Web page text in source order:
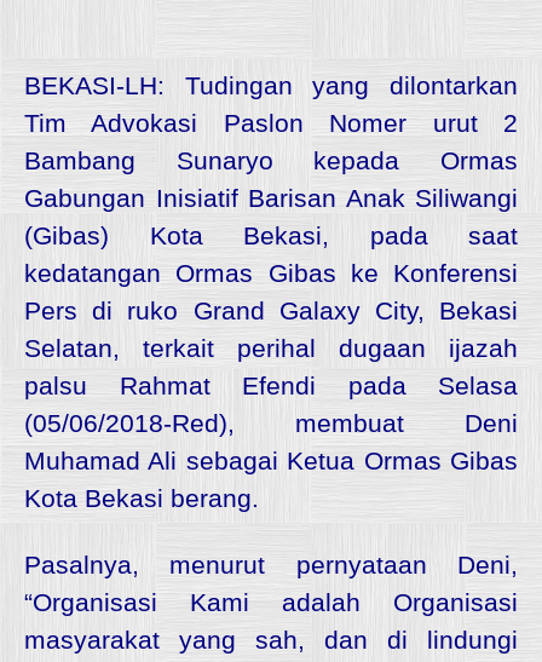
BEKASI-LH: Tudingan yang dilontarkan
Tim Advokasi Paslon Nomer urut 2
Bambang Sunaryo kepada Ormas
Gabungan Inisiatif Barisan Anak Siliwangi
(Gibas) Kota Bekasi, pada saat
kedatangan Ormas Gibas ke Konferensi
Pers di ruko Grand Galaxy City, Bekasi
Selatan, terkait perihal dugaan ijazah
palsu Rahmat Efendi pada Selasa
(05/06/2018-Red), membuat Deni
Muhamad Ali sebagai Ketua Ormas Gibas
Kota Bekasi berang.
Pasalnya, menurut pernyataan Deni,
“Organisasi Kami adalah Organisasi
masyarakat yang sah, dan di lindungi